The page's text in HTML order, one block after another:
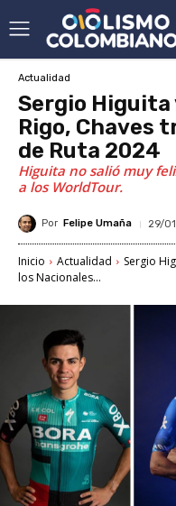
Actualidad
Sergio Higuita
Rigo, Chaves
de Ruta 2024
Higuita no salió muy
a los WorldTour.
Por Felipe Umaña 29/
Inicio Actualidad
Sergio
los Nacionales...